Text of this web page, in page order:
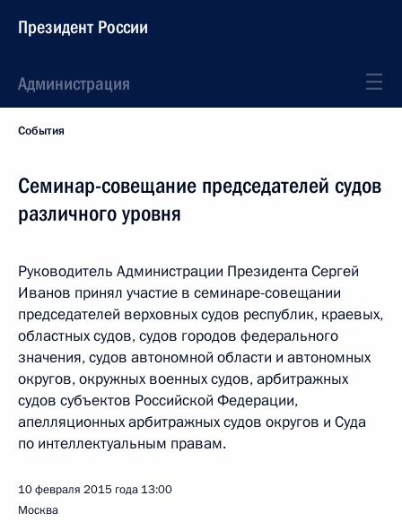
Президент России
Администрация
События
Семинар-совещание председателей судов
различного уровня
Руководитель Администрации Президента Сергей
Иванов принял участие в семинаре-совещании
председателей верховных судов республик, краевых,
областных судов, судов городов федерального
значения, судов автономной области и автономных
округов, окружных военных судов, арбитражных
судов субъектов Российской Федерации,
апелляционных арбитражных судов округов и Суда
по интеллектуальным правам.
10 февраля 2015 года 13:00
Москва